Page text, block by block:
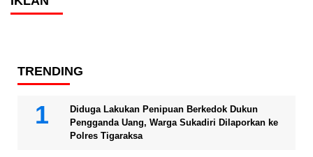
TRENDING
Diduga Lakukan Penipuan Berkedok Dukun
Pengganda Uang, Warga Sukadiri Dilaporkan ke
Polres Tigaraksa